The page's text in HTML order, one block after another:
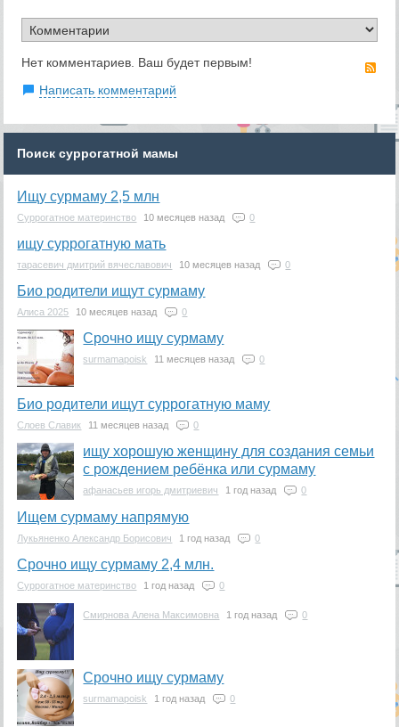
Нет комментариев. Ваш будет первым!
Написать комментарий
Поиск суррогатной мамы
Ищу сурмаму 2,5 млн
Суррогатное материнство 10 месяцев назад 0
ищу суррогатную мать
тарасевич дмитрий вячеславович 10 месяцев назад 0
Био родители ищут сурмаму
Алиса 2025 10 месяцев назад 0
Срочно ищу сурмаму
surmamapoisk 11 месяцев назад 0
Био родители ищут суррогатную маму
Слоев Славик 11 месяцев назад 0
ищу хорошую женщину для создания семьи
с рождением ребёнка или сурмаму
афанасьев игорь дмитриевич 1 год назад 0
Ищем сурмаму напрямую
Лукьяненко Александр Борисович 1 год назад 0
Срочно ищу сурмаму 2,4 млн.
Суррогатное материнство 1 год назад 0
Смирнова Алена Максимовна 1 год назад 0
Срочно ищу сурмаму
surmamapoisk 1 год назад 0